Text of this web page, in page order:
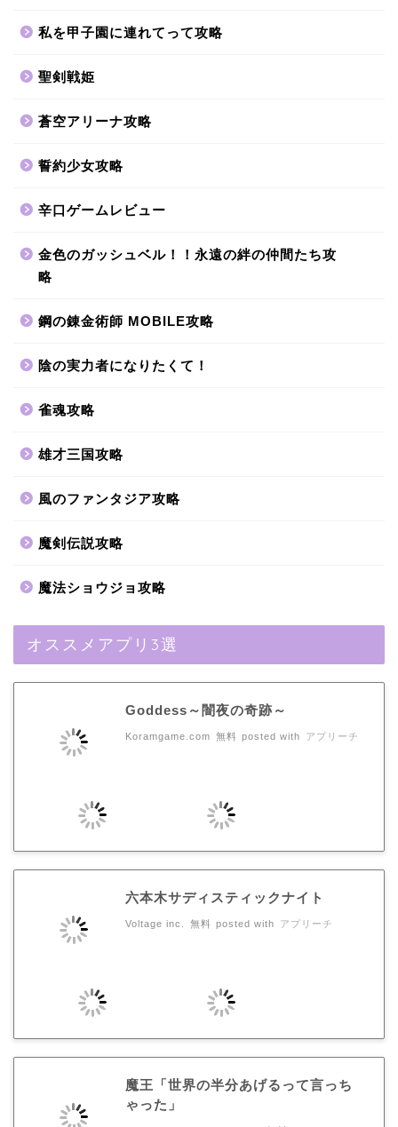
私を甲子園に連れてって攻略
聖剣戦姫
蒼空アリーナ攻略
誓約少女攻略
辛口ゲームレビュー
金色のガッシュベル！！永遠の絆の仲間たち攻
略
鋼の錬金術師 MOBILE攻略
陰の実力者になりたくて！
雀魂攻略
雄才三国攻略
風のファンタジア攻略
魔剣伝説攻略
魔法ショウジョ攻略
オススメアプリ3選
Goddess～闇夜の奇跡～
Koramgame.com 無料 posted with アプリーチ
六本木サディスティックナイト
Voltage inc. 無料 posted with アプリーチ
魔王「世界の半分あげるって言っち
ゃった」